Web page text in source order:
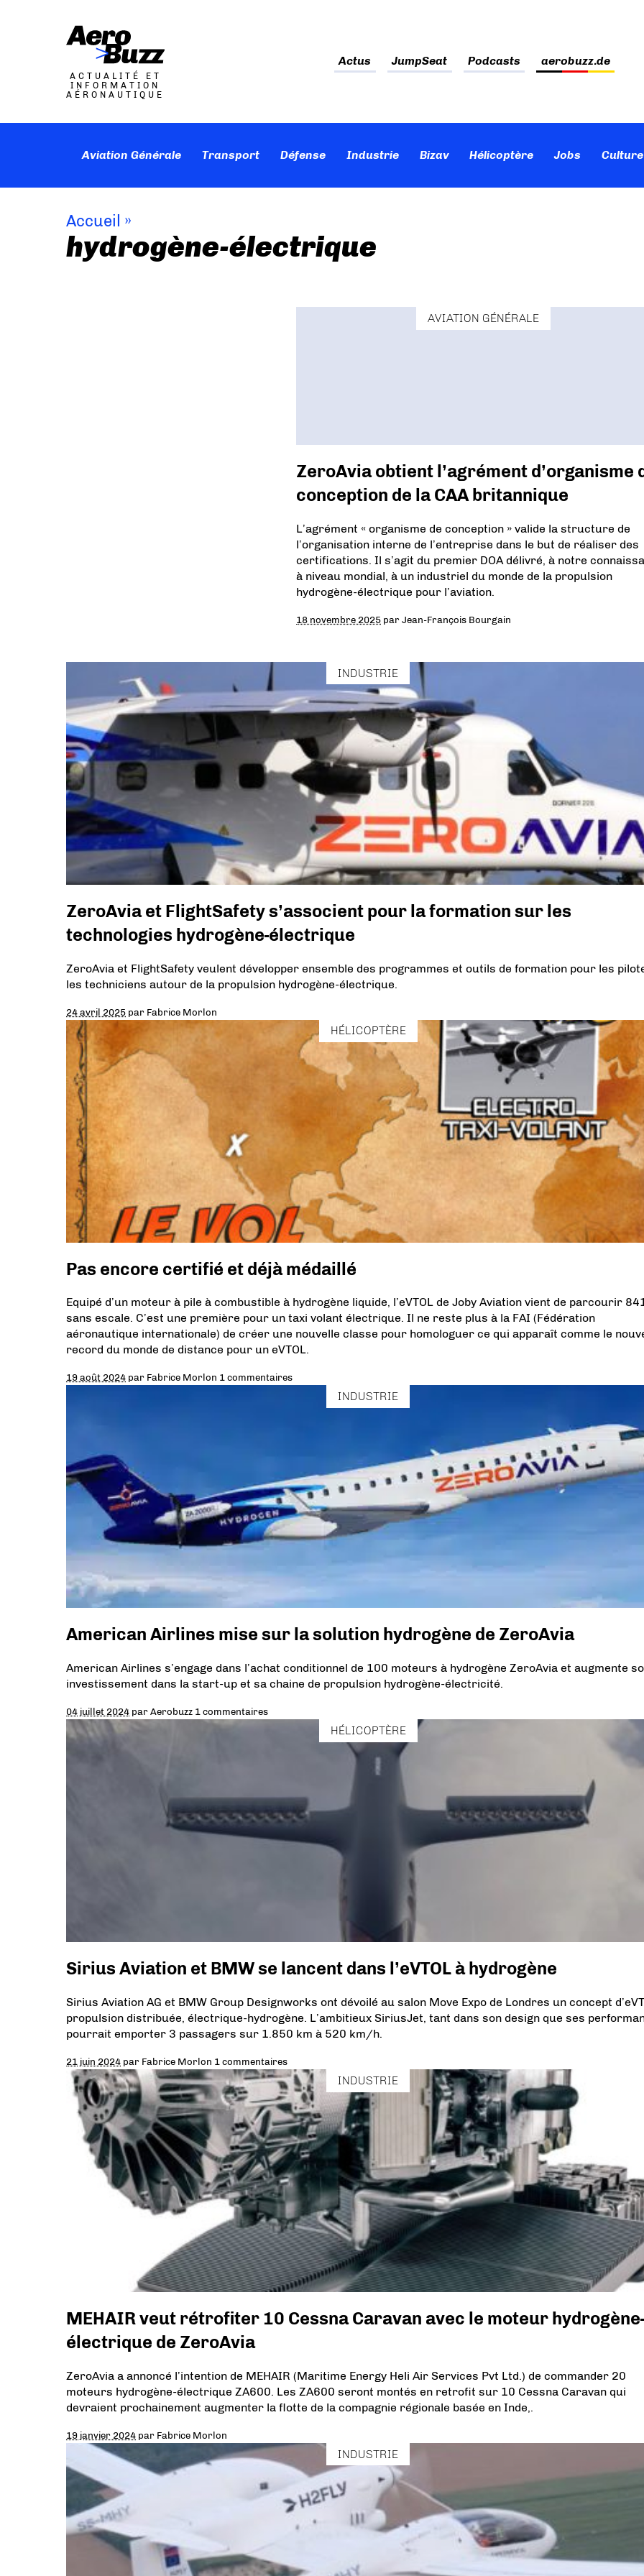
ACTUALITÉ ET
INFORMATION
AÉRONAUTIQUE
Actus JumpSeat Podcasts aerobuzz.de
Aviation Générale Transport Défense Industrie Bizav Hélicoptère Jobs
Accueil »
hydrogène-électrique
AVIATION GÉNÉRALE
ZeroAvia obtient l’agrément d’organisme
conception de la CAA britannique
L’agrément « organisme de conception » valide la structure de
l’organisation interne de l’entreprise dans le but de réaliser des
certifications. Il s’agit du premier DOA délivré, à notre
à niveau mondial, à un industriel du monde de la propulsion
hydrogène-électrique pour l’aviation.
18 novembre 2025 parJean-François Bourgain
INDUSTRIE
ZeroAvia et FlightSafety s’associent pour la formation sur les
technologies hydrogène-électrique
ZeroAvia et FlightSafety veulent développer ensemble des programmes et outils de formation pour les
les techniciens autour de la propulsion hydrogène-électrique.
24 avril 2025 par Fabrice Morlon
HÉLICOPTÈRE
Pas encore certifié et déjà médaillé
Equipé d’un moteur à pile à combustible à hydrogène liquide, l’eVTOL de Joby Aviation vient de parcourir
sans escale. C’est une première pour un taxi volant électrique. Il ne reste plus à la FAI (Fédération
aéronautique internationale) de créer une nouvelle classe pour homologuer ce qui apparaît comme le
record du monde de distance pour un eVTOL.
19 août 2024 par Fabrice Morlon 1 commentaires
INDUSTRIE
American Airlines mise sur la solution hydrogène de ZeroAvia
American Airlines s’engage dans l’achat conditionnel de 100 moteurs à hydrogène ZeroAvia et augmente
investissement dans la start-up et sa chaine de propulsion hydrogène-électricité.
04 juillet 2024 parAerobuzz 1 commentaires
HÉLICOPTÈRE
Sirius Aviation et BMW se lancent dans l’eVTOL à hydrogène
Sirius Aviation AG et BMW Group Designworks ont dévoilé au salon Move Expo de Londres un concept
propulsion distribuée, électrique-hydrogène. L’ambitieux SiriusJet, tant dans son design que ses
pourrait emporter 3 passagers sur 1.850 km à 520 km/h.
21 juin 2024 par Fabrice Morlon 1 commentaires
INDUSTRIE
MEHAIR veut rétrofiter 10 Cessna Caravan avec le moteur hydrogène-
électrique de ZeroAvia
ZeroAvia a annoncé l’intention de MEHAIR (Maritime Energy Heli Air Services Pvt Ltd.) de commander 20
moteurs hydrogène-électrique ZA600. Les ZA600 seront montés en retrofit sur 10 Cessna Caravan qui
devraient prochainement augmenter la flotte de la compagnie régionale basée en Inde,.
19 janvier 2024 par Fabrice Morlon
INDUSTRIE